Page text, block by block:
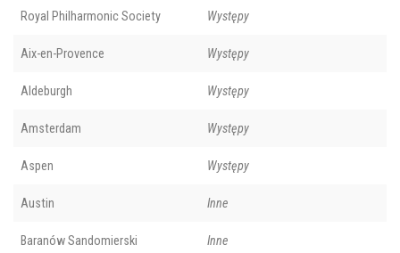
Royal Philharmonic Society Występy
Aix-en-Provence Występy
Aldeburgh Występy
Amsterdam Występy
Aspen Występy
Austin Inne
Baranów Sandomierski Inne